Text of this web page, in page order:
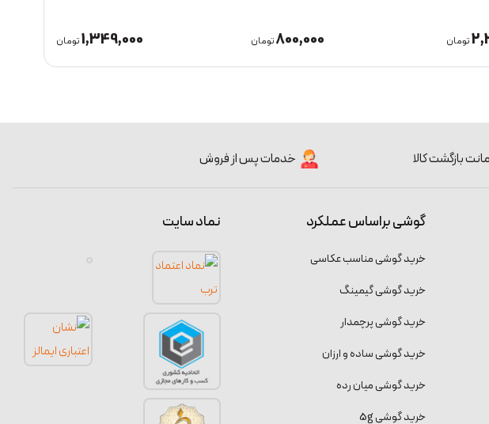
تومان 800,000تومان 1,349,000تومان
بازگشت کالا خدمات پس از فروش
گوشی براساس عملکرد
خرید گوشی مناسب عکاسی
خرید گوشی گیمینگ
خرید گوشی پرچمدار
خرید گوشی ساده و ارزان
خرید گوشی میان رده
خرید گوشی 5g
نماد سایت